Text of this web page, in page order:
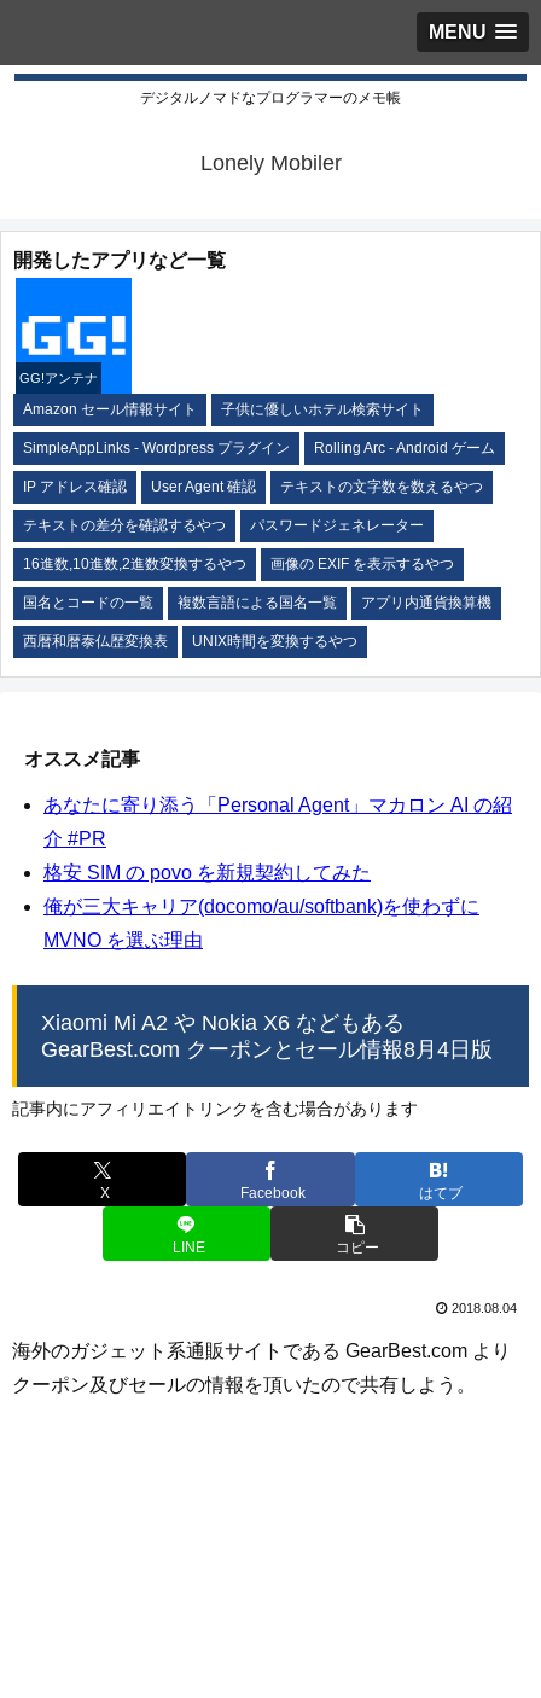
MENU
デジタルノマドなプログラマーのメモ帳
Lonely Mobiler
開発したアプリなど一覧
GG!アンテナ
Amazon セール情報サイト 子供に優しいホテル検索サイト
SimpleAppLinks - Wordpress プラグイン Rolling Arc - Android ゲーム
IP アドレス確認 User Agent 確認 テキストの文字数を数えるやつ
テキストの差分を確認するやつ パスワードジェネレーター
16進数,10進数,2進数変換するやつ 画像の EXIF を表示するやつ
国名とコードの一覧 複数言語による国名一覧 アプリ内通貨換算機
西暦和暦泰仏歴変換表 UNIX時間を変換するやつ
オススメ記事
あなたに寄り添う「Personal Agent」マカロン AI の紹
介 #PR
格安 SIM の povo を新規契約してみた
俺が三大キャリア(docomo/au/softbank)を使わずに
MVNO を選ぶ理由
Xiaomi Mi A2 や Nokia X6 などもある
GearBest.com クーポンとセール情報8月4日版
記事内にアフィリエイトリンクを含む場合があります
X Facebook はてブ
LINE コピー
2018.08.04
海外のガジェット系通販サイトである GearBest.com より
クーポン及びセールの情報を頂いたので共有しよう。